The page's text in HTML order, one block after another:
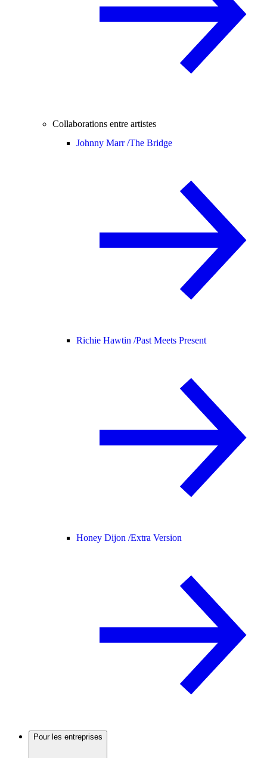
Collaborations entre artistes
Johnny Marr /The Bridge
Richie Hawtin /Past Meets Present
Honey Dijon /Extra Version
Pour les entreprises